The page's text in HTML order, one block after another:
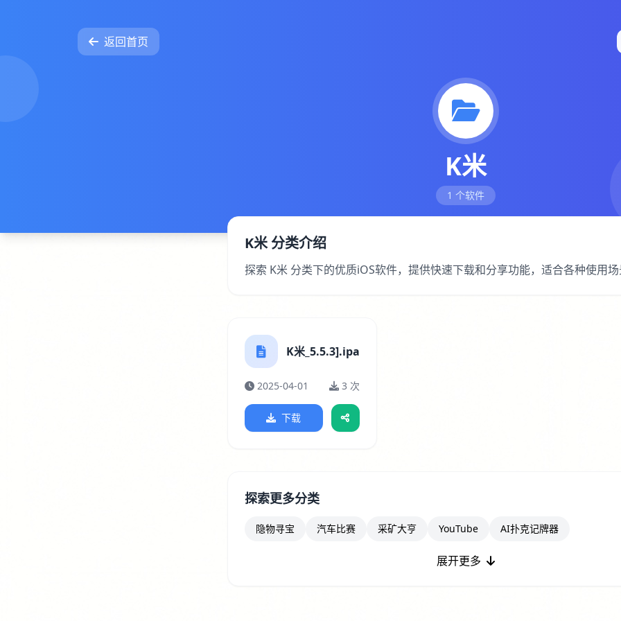
返回首页
K米
1 个软件
K米 分类介绍
探索 K米 分类下的优质iOS软件，提供快速下载和分享功能，适合各种使用
K米_5.5.3].ipa
2025-04-01 3 次
下载
探索更多分类
隐物寻宝 汽车比赛 采矿大亨 YouTube AI扑克记牌器
展开更多